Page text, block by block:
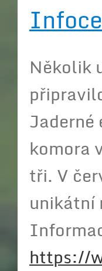
Několik
Jaderné
komora
tři. V
unikátní
https://